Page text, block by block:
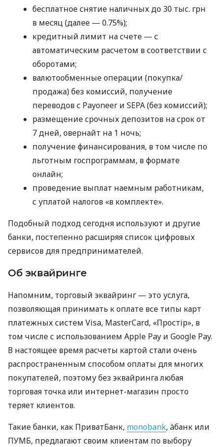
бесплатное снятие наличных до 30 тыс. грн
в месяц (далее — 0.75%);
кредитный лимит на счете — с
автоматическим расчетом в соответствии с
оборотами;
валютообменные операции (покупка/
продажа) без комиссий, получение
переводов с Payoneer и SEPA (без комиссий);
размещение срочных депозитов на срок от
7 дней, овернайт на 1 ночь;
получение финансирования, в том числе по
льготным госпрограммам, в формате
онлайн;
проведение выплат наемным работникам,
с уплатой налогов «в комплекте».
Подобный подход сегодня используют и другие
банки, постепенно расширяя список цифровых
сервисов для предпринимателей.
Об эквайринге
Напомним, торговый эквайринг — это услуга,
позволяющая принимать к оплате все типы карт
платежных систем Visa, MasterCard, «Простір», в
том числе с использованием Apple Pay и Google Pay.
В настоящее время расчеты картой стали очень
распространенным способом оплаты для многих
покупателей, поэтому без эквайринга любая
торговая точка или интернет-магазин просто
теряет клиентов.
Такие банки, как ПриватБанк, monobank, àбанк или
ПУМБ, предлагают своим клиентам по выбору